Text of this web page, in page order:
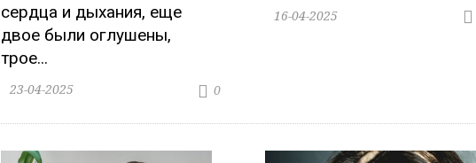
сердца и дыхания, еще
двое были оглушены,
трое...
0
23-04-2025
16-04-2025